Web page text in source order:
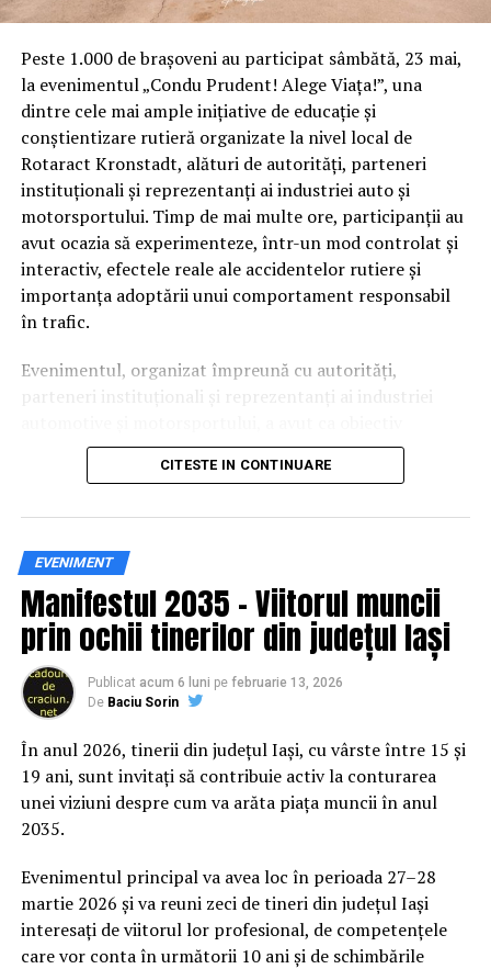
Peste 1.000 de brașoveni au participat sâmbătă, 23 mai,
la evenimentul „Condu Prudent! Alege Viața!”, una
dintre cele mai ample inițiative de educație și
conștientizare rutieră organizate la nivel local de
Rotaract Kronstadt, alături de autorități, parteneri
instituționali și reprezentanți ai industriei auto și
motorsportului. Timp de mai multe ore, participanții au
avut ocazia să experimenteze, într-un mod controlat și
interactiv, efectele reale ale accidentelor rutiere și
importanța adoptării unui comportament responsabil
în trafic.
Evenimentul, organizat împreună cu autorități,
parteneri instituționali și reprezentanți ai industriei
principal transformarea prevenției într-o experiență
practică și accesibilă publicului larg.
Siguranța rutieră, adusă mai
aproape de comunitate
Datele privind accidentele rutiere din România continuă
să evidențieze necesitatea unor inițiative de educație și
prevenție. În 2025, peste 3.000 de persoane au fost
rănite grav în accidente rutiere, iar mai mult de 1.300 și-
au pierdut viața pe șoselele din țară.
În acest context, campania „Condu Prudent! Alege
Viața!” își propune să transforme informația teoretică
într-o experiență directă, prin simulări și demonstrații
care îi ajută pe participanți să înțeleagă concret
impactul deciziilor luate în trafic.
CITESTE IN CONTINUARE
EVENIMENT
Manifestul 2035 – Viitorul muncii
prin ochii tinerilor din județul Iași
Publicat acum 6 luni pe februarie 13, 2026
De Baciu Sorin
În anul 2026, tinerii din județul Iași, cu vârste între 15 și
19 ani, sunt invitați să contribuie activ la conturarea
unei viziuni despre cum va arăta piața muncii în anul
2035.
Evenimentul principal va avea loc în perioada 27–28
martie 2026 și va reuni zeci de tineri din județul Iași
interesați de viitorul lor profesional, de competențele
care vor conta în următorii 10 ani și de schimbările